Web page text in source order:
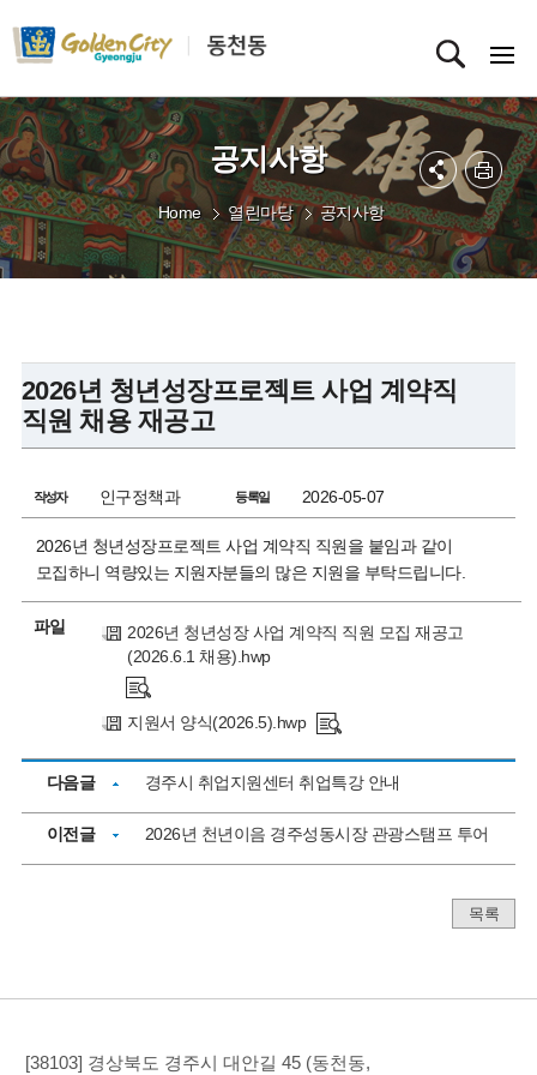
공지사항
Home 열린마당 공지사항
2026년 청년성장프로젝트 사업 계약직
직원 채용 재공고
작성자 인구정책과 등록일 2026-05-07
2026년 청년성장프로젝트 사업 계약직 직원을 붙임과 같이
모집하니 역량있는 지원자분들의 많은 지원을 부탁드립니다.
파일
2026년 청년성장 사업 계약직 직원 모집 재공고
(2026.6.1 채용).hwp
지원서 양식(2026.5).hwp
다음글 경주시 취업지원센터 취업특강 안내
이전글 2026년 천년이음 경주성동시장 관광스탬프 투어
목록
[38103] 경상북도 경주시 대안길 45 (동천동,